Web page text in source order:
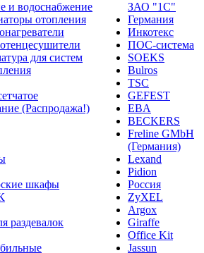
и водоснабжение
отопления
для систем
(Распродажа!)
шкафы
раздевалок
ЗАО "1С"
Германия
Инкотекс
ПОС-система
SOEKS
Bulros
TSC
GEFEST
EBA
BECKERS
Freline GMbH
(Германия)
Lexand
Pidion
Россия
ZyXEL
Argox
Giraffe
Office Kit
Jassun